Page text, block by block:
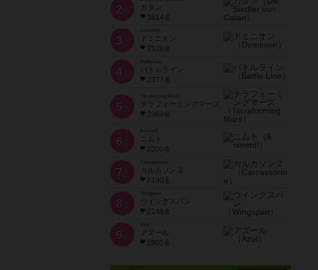
2 位
カタン
3614名
3 位
ドミニオン
2528名
4位
Battle Line
バトルライン
2377名
5 位
Terraforming Mars
テラフォーミングマーズ
2369名
6 位
ニムト
2200名
7 位
Carcassonne
カルカソンヌ
2190名
8 位
Wingspan
ウイングスパン
2148名
9 位
Azul
アズール
1902名